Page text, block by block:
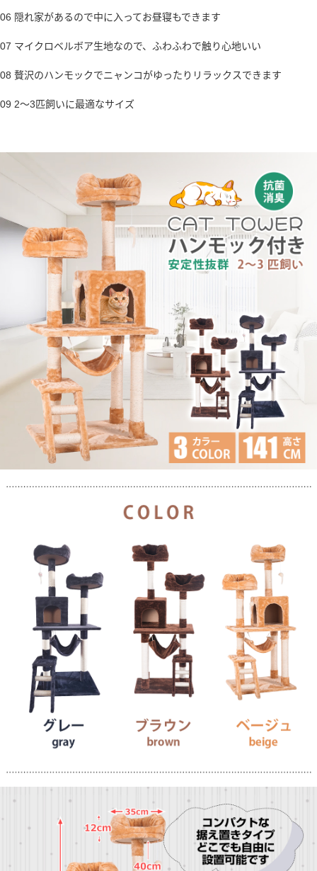
06 隠れ家があるので中に入ってお昼寝もできます
07 マイクロベルボア生地なので、ふわふわで触り心地いい
08 贅沢のハンモックでニャンコがゆったりリラックスできます
09 2〜3匹飼いに最適なサイズ